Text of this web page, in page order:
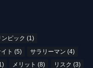
ンピック (1)
ト (5) サラリーマン (4)
メリット (8) リスク (3)